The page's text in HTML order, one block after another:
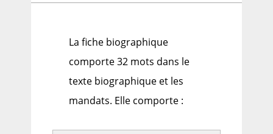
La fiche biographique
comporte 32 mots dans le
texte biographique et les
mandats. Elle comporte :